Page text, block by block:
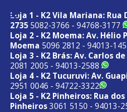
Loja 1 - K2 Vila Mariana:
2735 5082-3766 - 94768-3177
Loja 2 - K2 Moema: Av. Hélio
Moema 5096 2812 - 94013-
Loja 3 - K2 Brás: Av. Carlos
2081 2005 - 94013-2588
Loja 4 - K2 Tucuruvi: Av.
2951 0046 - 94722-3322
Loja 5 - K2 Pinheiros: Rua
Pinheiros3061 5150 - 94013-